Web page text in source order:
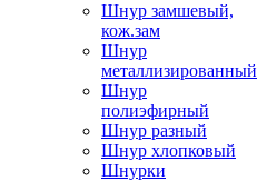
Шнур замшевый,
кож.зам
Шнур
металлизированный
Шнур
полиэфирный
Шнур разный
Шнур хлопковый
Шнурки